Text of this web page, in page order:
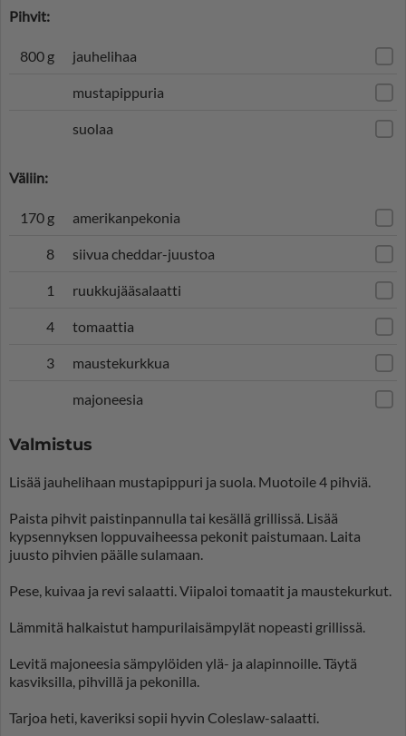
Pihvit:
800 g jauhelihaa
mustapippuria
suolaa
Väliin:
170 g amerikanpekonia
8 siivua cheddar-juustoa
1 ruukkujääsalaatti
4 tomaattia
3 maustekurkkua
majoneesia
Valmistus
Lisää jauhelihaan mustapippuri ja suola. Muotoile 4 pihviä.
Paista pihvit paistinpannulla tai kesällä grillissä. Lisää
kypsennyksen loppuvaiheessa pekonit paistumaan. Laita
juusto pihvien päälle sulamaan.
Pese, kuivaa ja revi salaatti. Viipaloi tomaatit ja maustekurkut.
Lämmitä halkaistut hampurilaisämpylät nopeasti grillissä.
Levitä majoneesia sämpylöiden ylä- ja alapinnoille. Täytä
kasviksilla, pihvillä ja pekonilla.
Tarjoa heti, kaveriksi sopii hyvin Coleslaw-salaatti.